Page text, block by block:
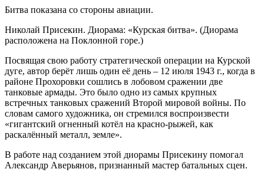
Битва показана со стороны авиации.
Николай Присекин. Диорама: «Курская битва». (Диорама
расположена на Поклонной горе.)
Посвящая свою работу стратегической операции на Курской
дуге, автор берёт лишь один её день – 12 июля 1943 г., когда в
районе Прохоровки сошлись в лобовом сражении две
танковые армады. Это было одно из самых крупных
встречных танковых сражений Второй мировой войны. По
словам самого художника, он стремился воспроизвести
«гигантский огненный котёл на красно-рыжей, как
раскалённый металл, земле».
В работе над созданием этой диорамы Присекину помогал
Александр Аверьянов, признанный мастер батальных сцен.